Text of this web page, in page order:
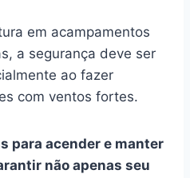
em acampamentos
a segurança deve ser
ao fazer
com ventos fortes.
para acender e manter
não apenas seu